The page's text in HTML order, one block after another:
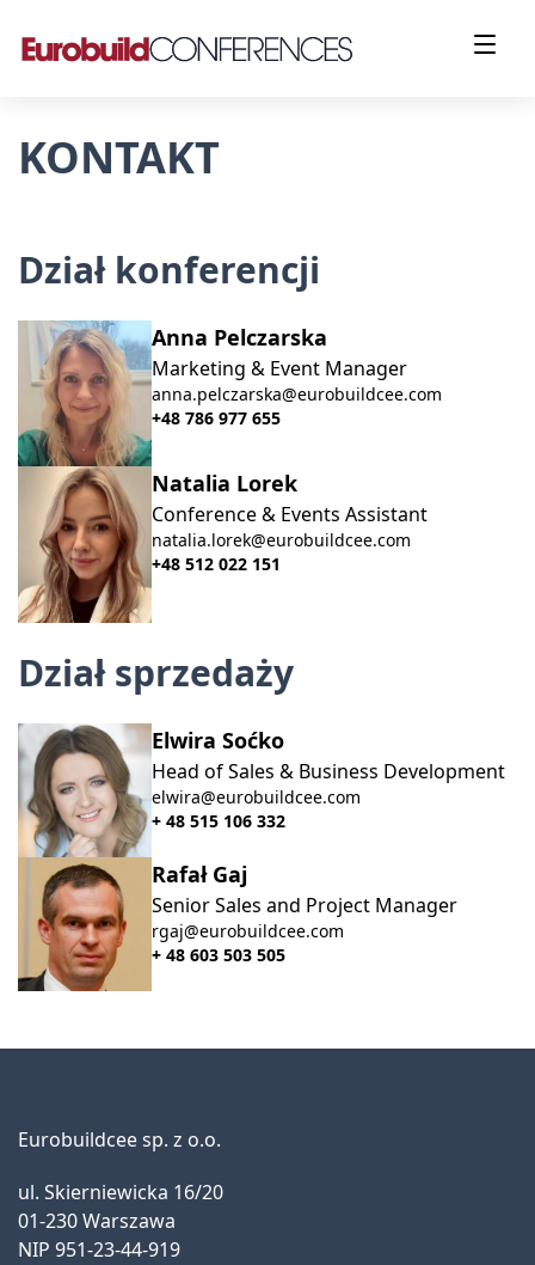
KONTAKT
Dział konferencji
Anna Pelczarska
Marketing & Event Manager
anna.pelczarska@eurobuildcee.com
+48 786 977 655
Natalia Lorek
Conference & Events Assistant
natalia.lorek@eurobuildcee.com
+48 512 022 151
Dział sprzedaży
Elwira Soćko
Head of Sales & Business Development
elwira@eurobuildcee.com
+ 48 515 106 332
Rafał Gaj
Senior Sales and Project Manager
rgaj@eurobuildcee.com
+ 48 603 503 505
Eurobuildcee sp. z o.o.
ul. Skierniewicka 16/20
01-230 Warszawa
NIP 951-23-44-919